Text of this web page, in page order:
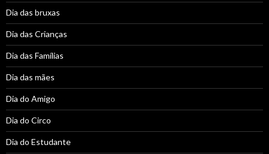
Dia das bruxas
Dia das Crianças
Dia das Famílias
Dia das mães
Dia do Amigo
Dia do Circo
Dia do Estudante